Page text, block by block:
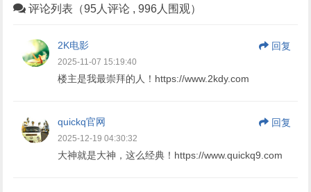
评论列表（95人评论 , 996人围观）
2K电影 回复
2025-11-07 15:19:40
楼主是我最崇拜的人！https://www.2kdy.com
quickq官网 回复
2025-12-19 04:30:32
大神就是大神，这么经典！https://www.quickq9.com